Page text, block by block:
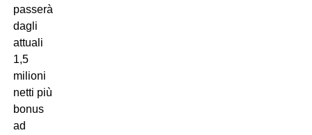
passerà
dagli
attuali
1,5
milioni
netti più
bonus
ad